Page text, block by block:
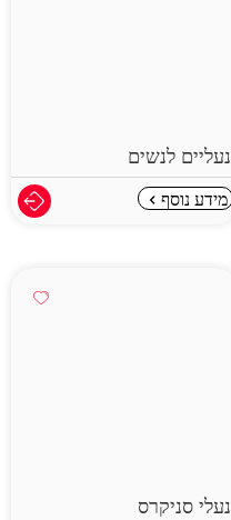
​נעליים לנשים
מידע נוסף
נעלי סניקרס